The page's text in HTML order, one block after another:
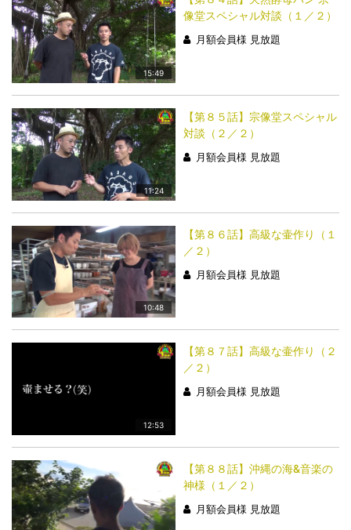
15:49
像堂スペシャル対談（１／２）
月額会員様 見放題
11:24
【第８５話】宗像堂スペシャル
対談（２／２）
月額会員様 見放題
10:48
【第８６話】高級な壷作り（１
／２）
月額会員様 見放題
12:53
【第８７話】高級な壷作り（２
／２）
月額会員様 見放題
【第８８話】沖縄の海&音楽の
神様（１／２）
月額会員様 見放題